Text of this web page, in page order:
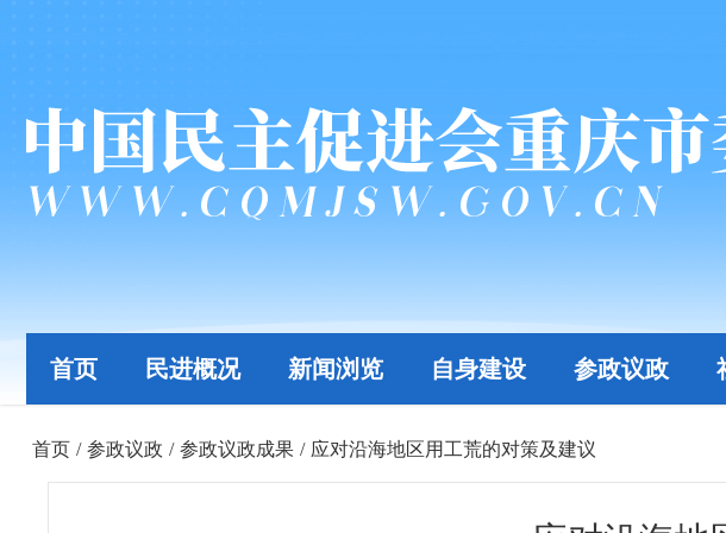
首页 民进概况 新闻浏览 自身建设 参政议政
首页 / 参政议政 / 参政议政成果 / 应对沿海地区用工荒的对策及建议